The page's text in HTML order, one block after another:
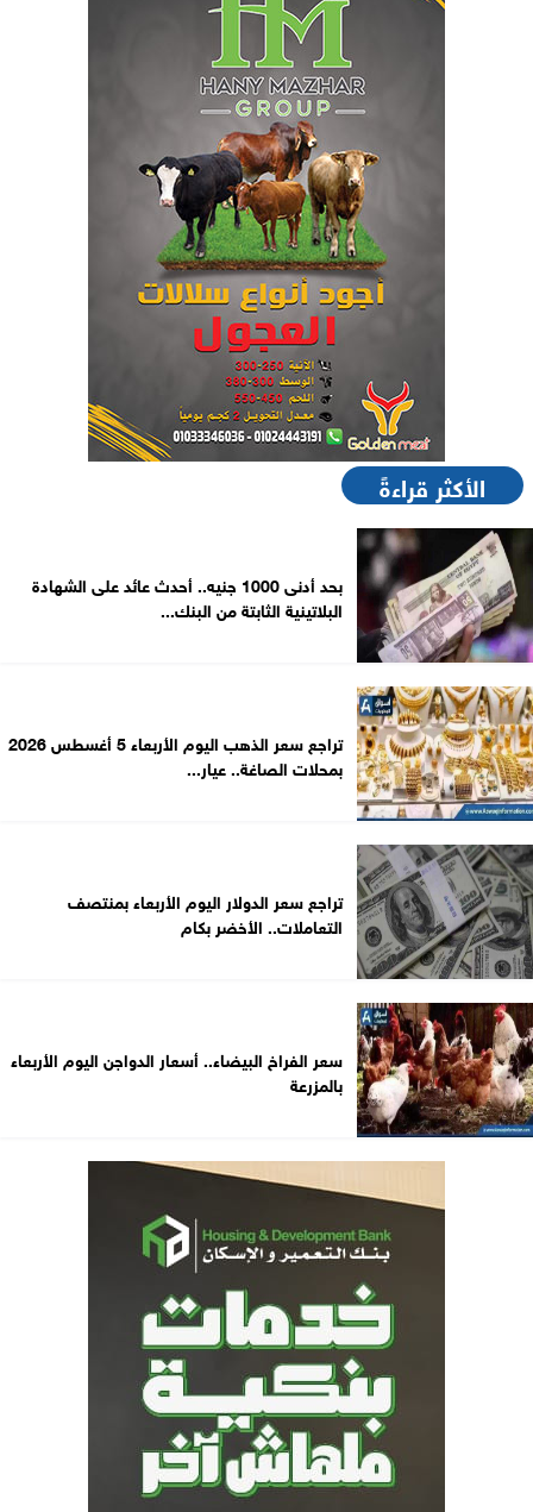
الأكثر قراءةً
بحد أدنى 1000 جنيه.. أحدث عائد على الشهادة
البلاتينية الثابتة من البنك...
تراجع سعر الذهب اليوم الأربعاء 5 أغسطس 2026
بمحلات الصاغة.. عيار...
تراجع سعر الدولار اليوم الأربعاء بمنتصف
التعاملات.. الأخضر بكام
سعر الفراخ البيضاء.. أسعار الدواجن اليوم الأربعاء
بالمزرعة